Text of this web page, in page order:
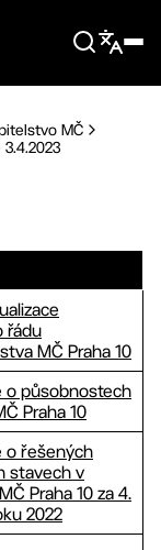
MČ
řádu
MČ Praha 10
o působnostech
Praha 10
o řešených
stavech v
Praha 10 za 4.
2022